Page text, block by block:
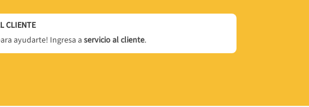
CLIENTE
ayudarte! Ingresa a servicio al cliente.